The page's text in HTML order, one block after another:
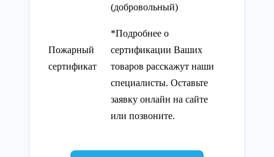
Пожарный
сертификат
(добровольный)
*Подробнее о
сертификации Ваших
товаров расскажут наши
специалисты. Оставьте
заявку онлайн на сайте
или позвоните.